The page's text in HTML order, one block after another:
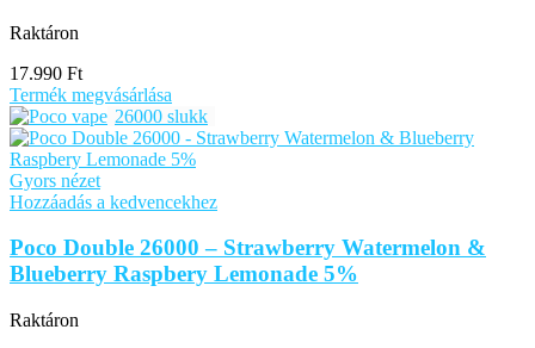
Raktáron
17.990 Ft
Termék megvásárlása
26000 slukk
Gyors nézet
Hozzáadás a kedvencekhez
Poco Double 26000 – Strawberry Watermelon &
Blueberry Raspbery Lemonade 5%
Raktáron